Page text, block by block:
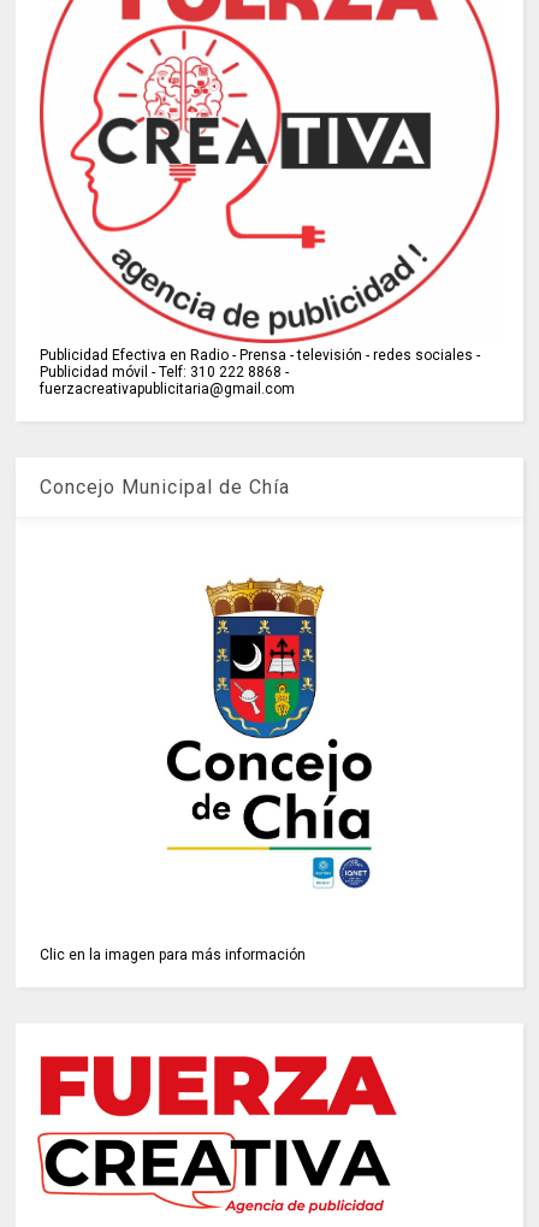
Publicidad Efectiva en Radio - Prensa - televisión - redes sociales -
Publicidad móvil - Telf: 310 222 8868 -
fuerzacreativapublicitaria@gmail.com
Concejo Municipal de Chía
Clic en la imagen para más información